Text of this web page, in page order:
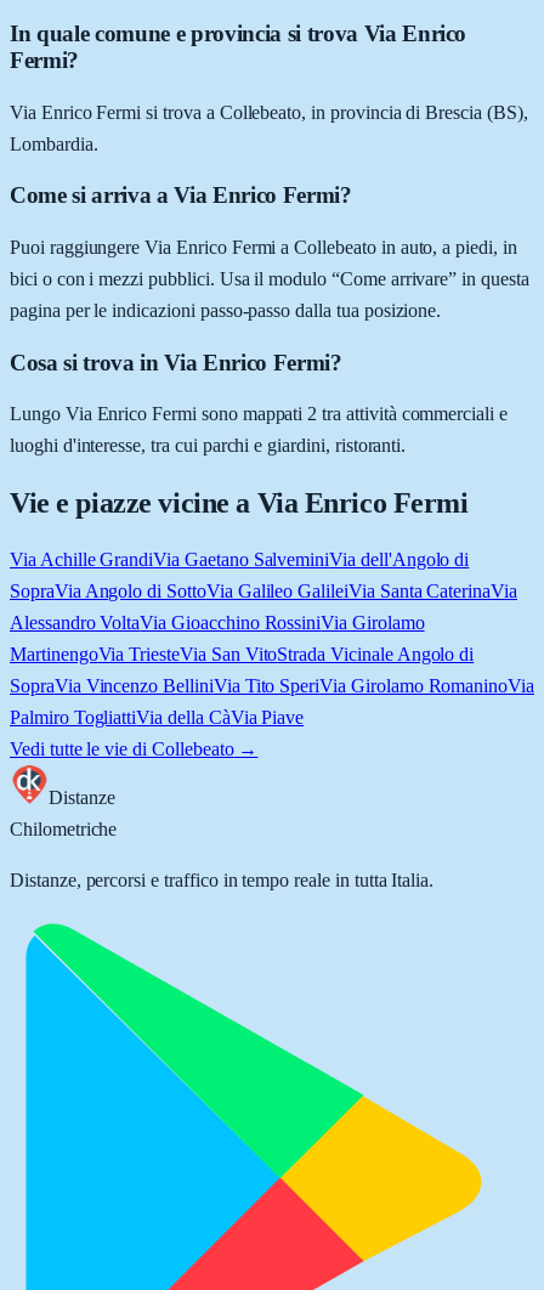
In quale comune e provincia si trova Via Enrico
Fermi?
Via Enrico Fermi si trova a Collebeato, in provincia di Brescia (BS),
Lombardia.
Come si arriva a Via Enrico Fermi?
Puoi raggiungere Via Enrico Fermi a Collebeato in auto, a piedi, in
bici o con i mezzi pubblici. Usa il modulo “Come arrivare” in questa
pagina per le indicazioni passo-passo dalla tua posizione.
Cosa si trova in Via Enrico Fermi?
Lungo Via Enrico Fermi sono mappati 2 tra attività commerciali e
luoghi d'interesse, tra cui parchi e giardini, ristoranti.
Vie e piazze vicine a Via Enrico Fermi
Via Achille GrandiVia Gaetano SalveminiVia dell'Angolo di
SopraVia Angolo di SottoVia Galileo GalileiVia Santa CaterinaVia
Alessandro VoltaVia Gioacchino RossiniVia Girolamo
MartinengoVia TriesteVia San VitoStrada Vicinale Angolo di
SopraVia Vincenzo BelliniVia Tito SperiVia Girolamo RomaninoVia
Palmiro TogliattiVia della CàVia Piave
Vedi tutte le vie di Collebeato→
Distanze
Chilometriche
Distanze, percorsi e traffico in tempo reale in tutta Italia.